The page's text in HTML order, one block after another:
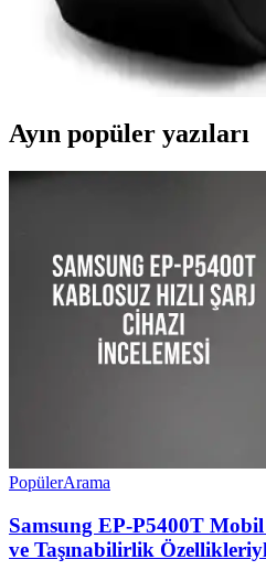
Lexus MR-7510, suya dayanıklı
düzenleyici cepleriyle günlük
Ayın popüler yazıları
PopülerArama
Samsung EP-P5400T Mobil
ve Taşınabilirlik